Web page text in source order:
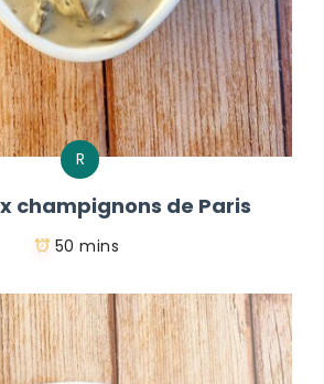
R
champignons de Paris
50 mins